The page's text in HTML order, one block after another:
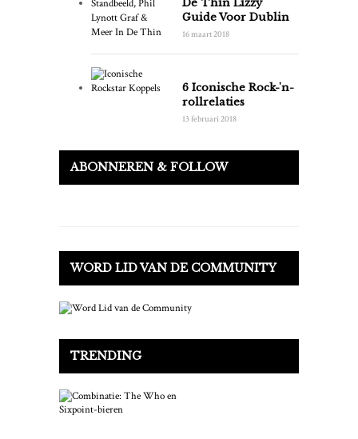
Guide Voor Dublin
16 maart 2018
6 Iconische Rock-'n-
rollrelaties
13 februari 2018
ABONNEREN & FOLLOW
WORD LID VAN DE COMMUNITY
TRENDING